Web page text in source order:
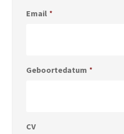
Email *
Geboortedatum *
CV